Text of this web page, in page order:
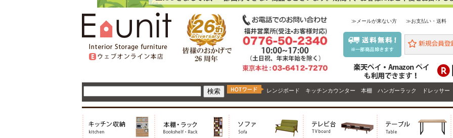
≫メールが来ない方 ≫お支払い・送料
レンジボード キッチンカウンター 本棚 ハンガーラック ドレッサー